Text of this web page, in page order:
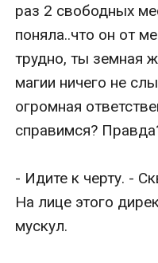
раз 2 свободных
поняла..что он от
трудно, ты земная
магии ничего не
огромная
справимся?
- Идите к черту. -
На лице этого
мускул.